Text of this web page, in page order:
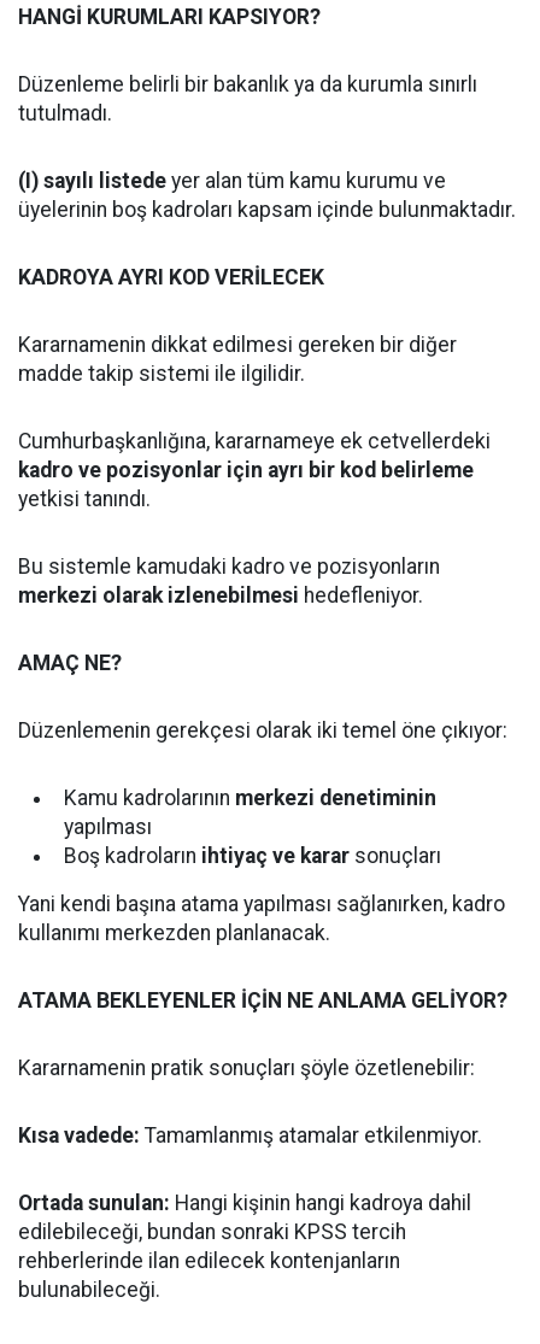
HANGİ KURUMLARI KAPSIYOR?
Düzenleme belirli bir bakanlık ya da kurumla sınırlı
tutulmadı.
(I) sayılı listede yer alan tüm kamu kurumu ve
üyelerinin boş kadroları kapsam içinde bulunmaktadır.
KADROYA AYRI KOD VERİLECEK
Kararnamenin dikkat edilmesi gereken bir diğer
madde takip sistemi ile ilgilidir.
Cumhurbaşkanlığına, kararnameye ek cetvellerdeki
kadro ve pozisyonlar için ayrı bir kod belirleme
yetkisi tanındı.
Bu sistemle kamudaki kadro ve pozisyonların
merkezi olarak izlenebilmesi hedefleniyor.
AMAÇ NE?
Düzenlemenin gerekçesi olarak iki temel öne çıkıyor:
Kamu kadrolarının merkezi denetiminin
yapılması
Boş kadroların ihtiyaç ve karar sonuçları
Yani kendi başına atama yapılması sağlanırken, kadro
kullanımı merkezden planlanacak.
ATAMA BEKLEYENLER İÇİN NE ANLAMA GELİYOR?
Kararnamenin pratik sonuçları şöyle özetlenebilir:
Kısa vadede: Tamamlanmış atamalar etkilenmiyor.
Ortada sunulan: Hangi kişinin hangi kadroya dahil
edilebileceği, bundan sonraki KPSS tercih
rehberlerinde ilan edilecek kontenjanların
bulunabileceği.